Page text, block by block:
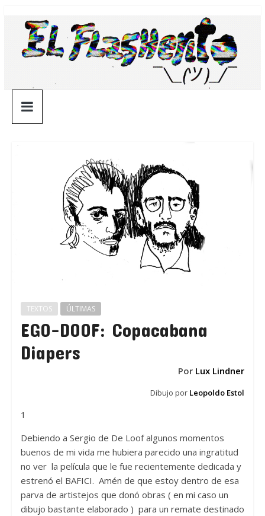
contenido
¯\_(ツ)_/
¯
TEXTOS ÚLTIMAS
EGO-DOOF: Copacabana
Diapers
Por Lux Lindner
Dibujo por Leopoldo Estol
1
Debiendo a Sergio de De Loof algunos momentos
buenos de mi vida me hubiera parecido una ingratitud
no ver la película que le fue recientemente dedicada y
estrenó el BAFICI. Amén de que estoy dentro de esa
parva de artistejos que donó obras ( en mi caso un
dibujo bastante elaborado ) para un remate destinado